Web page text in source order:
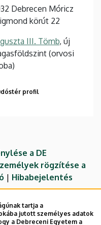
Debrecen Móricz
körút 22
III. Tömb, új
(orvosi
profil
a DE
rögzítése a
| Hibabejelentés
tartja a
jutott személyes adatok
a Debreceni Egyetem a